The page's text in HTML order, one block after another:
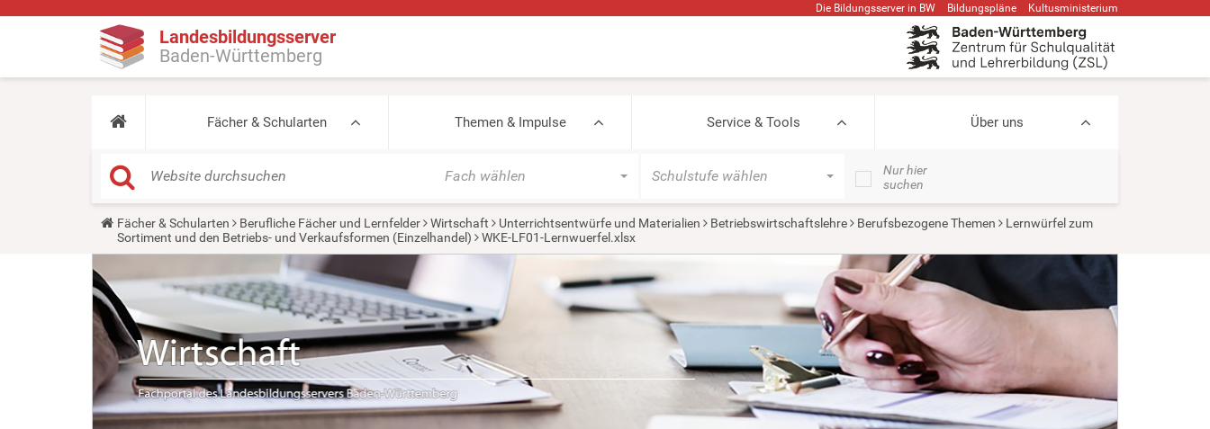
Die Bildungsserver in BW Bildungspläne Kultusministerium
Landesbildungsserver
Baden-Württemberg
Fächer & Schularten Themen & Impulse Service & Tools Über uns
Fach wählen Schulstufe wählen
Nur hier
suchen
Y
u
r
e
h
e
r
:
Fächer & Schularten Berufliche Fächer und Lernfelder Wirtschaft Unterrichtsentwürfe und Materialien Betriebswirtschaftslehre Berufsbezogene Themen
Lernwürfel zum
Sortiment und den Betriebs- und Verkaufsformen (Einzelhandel)
WKE-LF01-Lernwuerfel.xlsx